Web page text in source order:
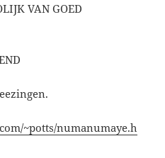
VAN GOED
~potts/numanumaye.h